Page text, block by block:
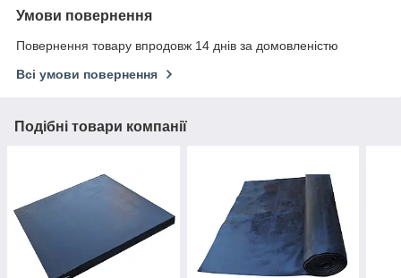
Умови повернення
Повернення товару впродовж 14 днів за домовленістю
Всі умови повернення
Подібні товари компанії